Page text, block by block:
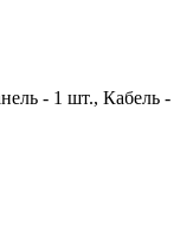
- 1 шт., Кабель -